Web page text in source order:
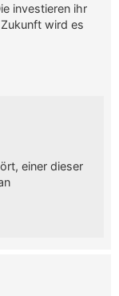
investieren ihr
wird es
einer dieser